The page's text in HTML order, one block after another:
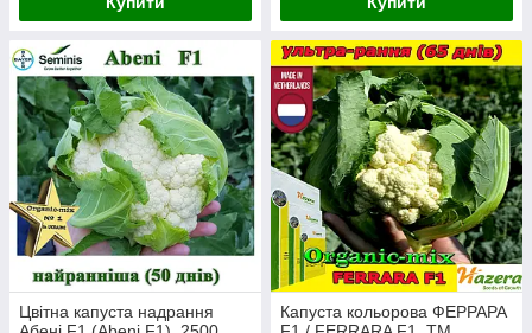
Цвітна капуста надрання
Капуста кольорова ФЕРРАРА